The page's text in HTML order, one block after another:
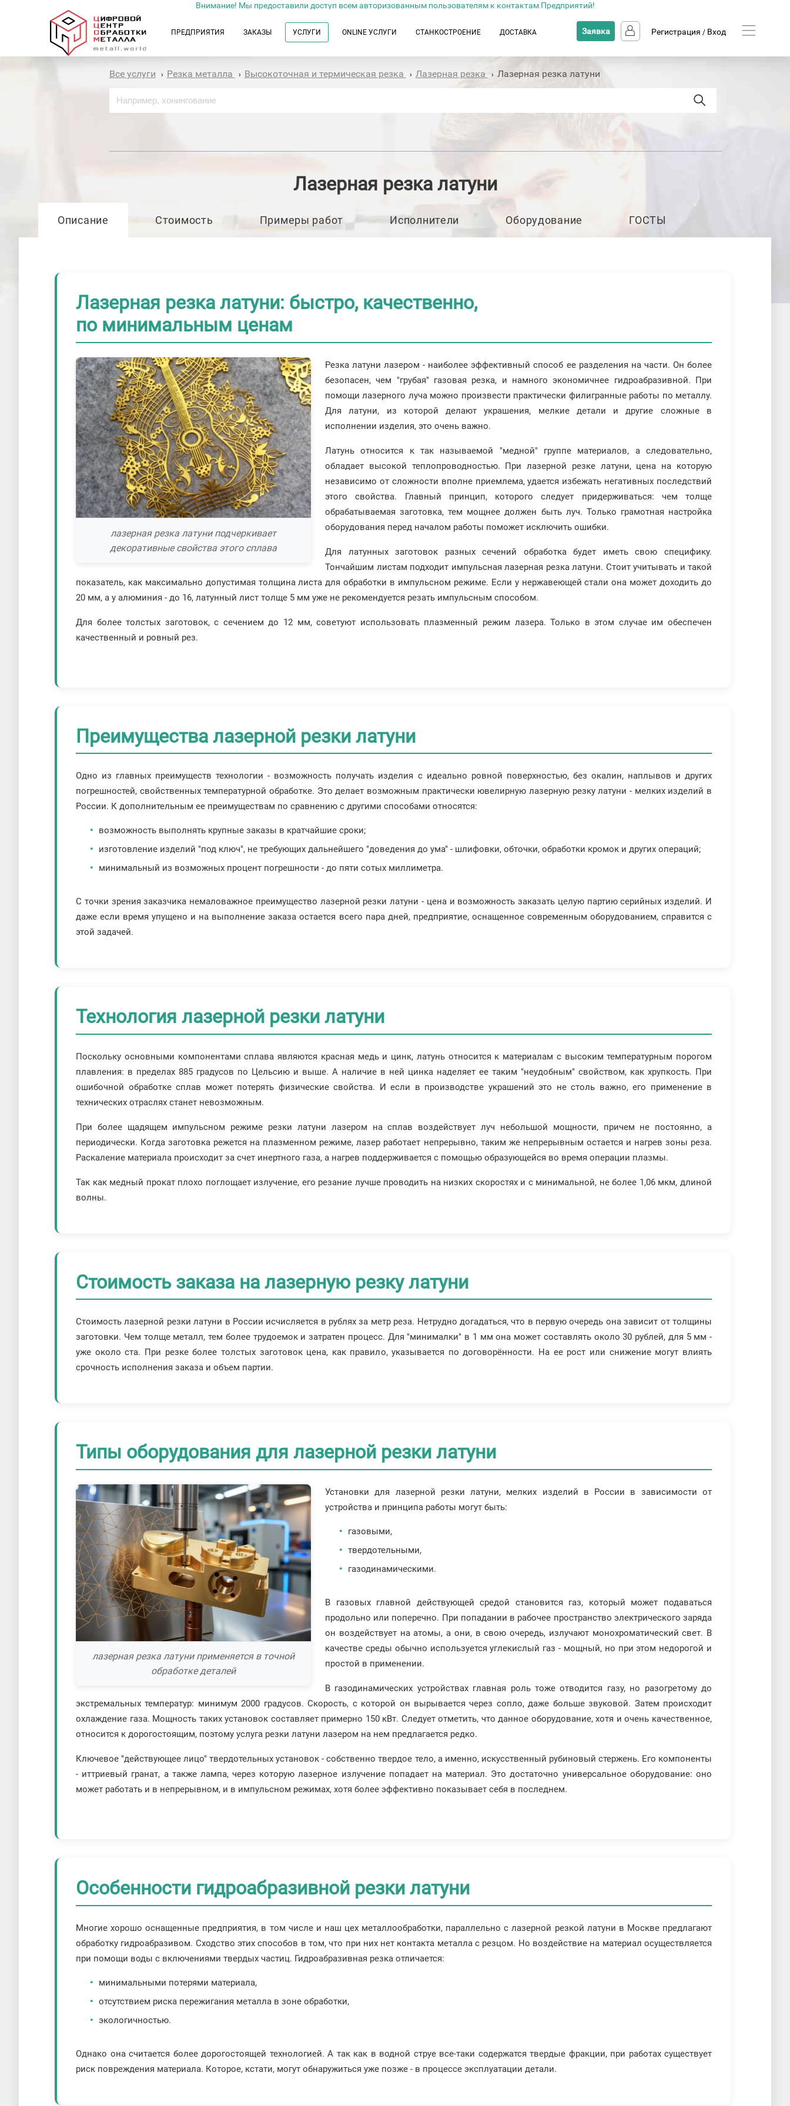
Внимание! Мы предоставили доступ всем авторизованным пользователям к контактам Предприятий!
ПРЕДПРИЯТИЯ ЗАКАЗЫ УСЛУГИ ONLINE УСЛУГИ СТАНКОСТРОЕНИЕ ДОСТАВКА Заявка Регистрация / Вход
Все услуги › Резка металла › Высокоточная и термическая резка › Лазерная резка › Лазерная резка латуни
Лазерная резка латуни
Описание Стоимость Примеры работ Исполнители Оборудование ГОСТЫ
Лазерная резка латуни: быстро, качественно,
по минимальным ценам
лазерная резка латуни подчеркивает
декоративные свойства этого сплава
Резка латуни лазером - наиболее эффективный способ ее разделения на части. Он более
безопасен, чем "грубая" газовая резка, и намного экономичнее гидроабразивной. При
помощи лазерного луча можно произвести практически филигранные работы по металлу.
Для латуни, из которой делают украшения, мелкие детали и другие сложные в
исполнении изделия, это очень важно.
Латунь относится к так называемой "медной" группе материалов, а следовательно,
обладает высокой теплопроводностью. При лазерной резке латуни, цена на которую
независимо от сложности вполне приемлема, удается избежать негативных последствий
этого свойства. Главный принцип, которого следует придерживаться: чем толще
обрабатываемая заготовка, тем мощнее должен быть луч. Только грамотная настройка
оборудования перед началом работы поможет исключить ошибки.
Для латунных заготовок разных сечений обработка будет иметь свою специфику.
Тончайшим листам подходит импульсная лазерная резка латуни. Стоит учитывать и такой
показатель, как максимально допустимая толщина листа для обработки в импульсном режиме. Если у нержавеющей стали она может доходить до
20 мм, а у алюминия - до 16, латунный лист толще 5 мм уже не рекомендуется резать импульсным способом.
Для более толстых заготовок, с сечением до 12 мм, советуют использовать плазменный режим лазера. Только в этом случае им обеспечен
качественный и ровный рез.
Преимущества лазерной резки латуни
Одно из главных преимуществ технологии - возможность получать изделия с идеально ровной поверхностью, без окалин, наплывов и других
погрешностей, свойственных температурной обработке. Это делает возможным практически ювелирную лазерную резку латуни - мелких изделий в
России. К дополнительным ее преимуществам по сравнению с другими способами относятся:
возможность выполнять крупные заказы в кратчайшие сроки;
изготовление изделий "под ключ", не требующих дальнейшего "доведения до ума" - шлифовки, обточки, обработки кромок и других операций;
минимальный из возможных процент погрешности - до пяти сотых миллиметра.
С точки зрения заказчика немаловажное преимущество лазерной резки латуни - цена и возможность заказать целую партию серийных изделий. И
даже если время упущено и на выполнение заказа остается всего пара дней, предприятие, оснащенное современным оборудованием, справится с
этой задачей.
Технология лазерной резки латуни
Поскольку основными компонентами сплава являются красная медь и цинк, латунь относится к материалам с высоким температурным порогом
плавления: в пределах 885 градусов по Цельсию и выше. А наличие в ней цинка наделяет ее таким "неудобным" свойством, как хрупкость. При
ошибочной обработке сплав может потерять физические свойства. И если в производстве украшений это не столь важно, его применение в
технических отраслях станет невозможным.
При более щадящем импульсном режиме резки латуни лазером на сплав воздействует луч небольшой мощности, причем не постоянно, а
периодически. Когда заготовка режется на плазменном режиме, лазер работает непрерывно, таким же непрерывным остается и нагрев зоны реза.
Раскаление материала происходит за счет инертного газа, а нагрев поддерживается с помощью образующейся во время операции плазмы.
Так как медный прокат плохо поглощает излучение, его резание лучше проводить на низких скоростях и с минимальной, не более 1,06 мкм, длиной
волны.
Стоимость заказа на лазерную резку латуни
Стоимость лазерной резки латуни в России исчисляется в рублях за метр реза. Нетрудно догадаться, что в первую очередь она зависит от толщины
заготовки. Чем толще металл, тем более трудоемок и затратен процесс. Для "минималки" в 1 мм она может составлять около 30 рублей, для 5 мм -
уже около ста. При резке более толстых заготовок цена, как правило, указывается по договорённости. На ее рост или снижение могут влиять
срочность исполнения заказа и объем партии.
Типы оборудования для лазерной резки латуни
лазерная резка латуни применяется в точной
обработке деталей
Установки для лазерной резки латуни, мелких изделий в России в зависимости от
устройства и принципа работы могут быть:
газовыми,
твердотельными,
газодинамическими.
В газовых главной действующей средой становится газ, который может подаваться
продольно или поперечно. При попадании в рабочее пространство электрического заряда
он воздействует на атомы, а они, в свою очередь, излучают монохроматический свет. В
качестве среды обычно используется углекислый газ - мощный, но при этом недорогой и
простой в применении.
В газодинамических устройствах главная роль тоже отводится газу, но разогретому до
экстремальных температур: минимум 2000 градусов. Скорость, с которой он вырывается через сопло, даже больше звуковой. Затем происходит
охлаждение газа. Мощность таких установок составляет примерно 150 кВт. Следует отметить, что данное оборудование, хотя и очень качественное,
относится к дорогостоящим, поэтому услуга резки латуни лазером на нем предлагается редко.
Ключевое "действующее лицо" твердотельных установок - собственно твердое тело, а именно, искусственный рубиновый стержень. Его компоненты
- иттриевый гранат, а также лампа, через которую лазерное излучение попадает на материал. Это достаточно универсальное оборудование: оно
может работать и в непрерывном, и в импульсном режимах, хотя более эффективно показывает себя в последнем.
Особенности гидроабразивной резки латуни
Многие хорошо оснащенные предприятия, в том числе и наш цех металлообработки, параллельно с лазерной резкой латуни в Москве предлагают
обработку гидроабразивом. Сходство этих способов в том, что при них нет контакта металла с резцом. Но воздействие на материал осуществляется
при помощи воды с включениями твердых частиц. Гидроабразивная резка отличается:
минимальными потерями материала,
отсутствием риска пережигания металла в зоне обработки,
экологичностью.
Однако она считается более дорогостоящей технологией. А так как в водной струе все-таки содержатся твердые фракции, при работах существует
риск повреждения материала. Которое, кстати, могут обнаружиться уже позже - в процессе эксплуатации детали.